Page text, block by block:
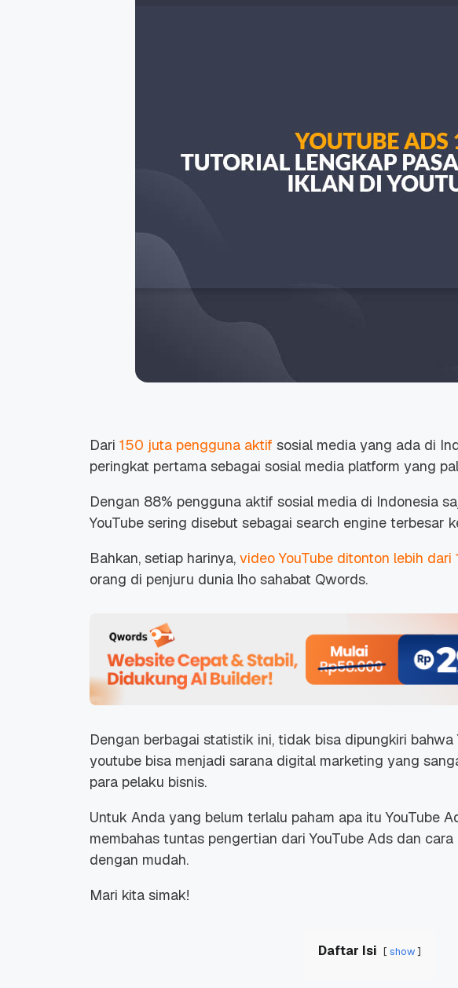
Dari 150 juta pengguna aktif sosial media yang ada di
peringkat pertama sebagai sosial media platform yang
Dengan 88% pengguna aktif sosial media di Indonesia
YouTube sering disebut sebagai search engine terbesar
Bahkan, setiap harinya, video YouTube ditonton lebih dari
orang di penjuru dunia lho sahabat Qwords.
Dengan berbagai statistik ini, tidak bisa dipungkiri bahwa
youtube bisa menjadi sarana digital marketing yang
para pelaku bisnis.
Untuk Anda yang belum terlalu paham apa itu YouTube
membahas tuntas pengertian dari YouTube Ads dan cara
dengan mudah.
Mari kita simak!
Daftar Isi show